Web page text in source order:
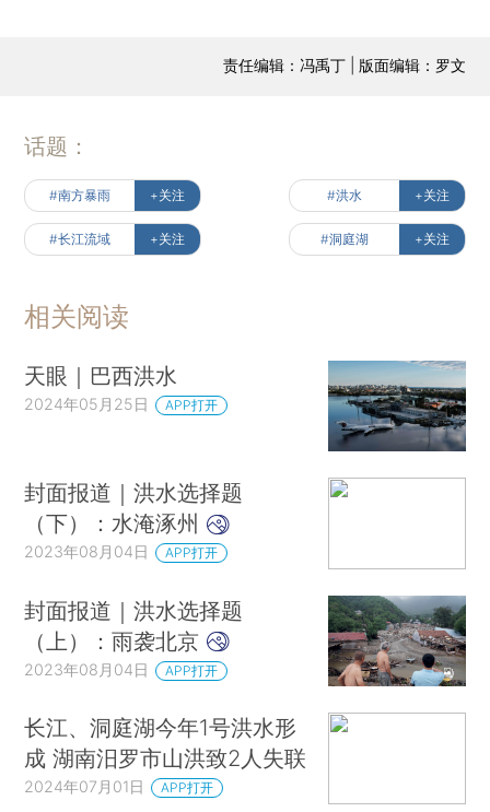
责任编辑：冯禹丁 | 版面编辑：罗文
话题：
#南方暴雨 +关注 #洪水 +关注
#长江流域 +关注 #洞庭湖 +关注
相关阅读
天眼｜巴西洪水
2024年05月25日 APP打开
封面报道｜洪水选择题
（下）：水淹涿州
2023年08月04日 APP打开
封面报道｜洪水选择题
（上）：雨袭北京
2023年08月04日 APP打开
长江、洞庭湖今年1号洪水形
成 湖南汨罗市山洪致2人失联
2024年07月01日 APP打开